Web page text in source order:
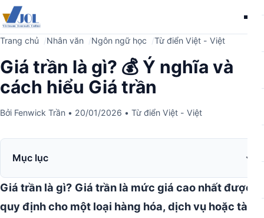
Trang chủ Nhân văn Ngôn ngữ học Từ điển Việt - Việt
Giá trần là gì? 💰 Ý nghĩa và
cách hiểu Giá trần
Bởi Fenwick Trần • 20/01/2026 • Từ điển Việt - Việt
Mục lục
Giá trần là gì? Giá trần là mức giá cao nhất được
quy định cho một loại hàng hóa, dịch vụ hoặc tài